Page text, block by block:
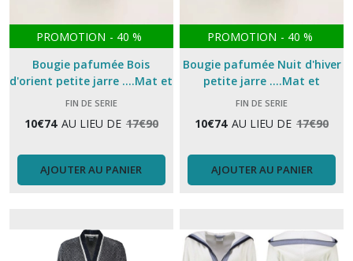
PROMOTION - 40 %
Bougie pafumée Bois
d'orient petite jarre ....Mat et
Amandine
FIN DE SERIE
10€74 AU LIEU DE 17€90
AJOUTER AU PANIER
PROMOTION - 40 %
Bougie pafumée Nuit d'hiver
petite jarre ....Mat et
Amandine
FIN DE SERIE
10€74 AU LIEU DE 17€90
AJOUTER AU PANIER